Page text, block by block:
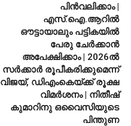
പിന്‍വലിക്കാം |
എസ്.ഐ.ആറില്‍
ഔട്ടായാലും പട്ടികയില്‍
പേരു ചേര്‍ക്കാന്‍
അപേക്ഷിക്കാം | 2026ല്‍
സര്‍ക്കാര്‍ രൂപീകരിക്കുമെന്ന്
വിജയ്, ഡിഎംകെയ്ക്ക് രൂക്ഷ
വിമര്‍ശനം | നിതീഷ്
കുമാറിനു ഒവൈസിയുടെ
പിന്തുണ